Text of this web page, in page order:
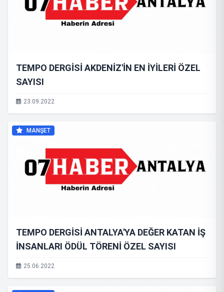
TEMPO DERGİSİ AKDENİZ'İN EN İYİLERİ ÖZEL
SAYISI
23.09.2022
MANŞET
TEMPO DERGİSİ ANTALYA'YA DEĞER KATAN İŞ
İNSANLARI ÖDÜL TÖRENİ ÖZEL SAYISI
25.06.2022